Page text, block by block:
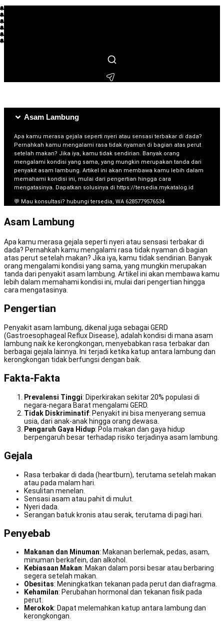
L*** membeli beberapa jam lalu
S***** membeli beberapa menit lalu
F**** membeli beberapa jam lalu
T**** membeli beberapa hari lalu
H*** membeli beberapa menit lalu
B**** membeli beberapa menit lalu
Asam Lambung
Apa kamu merasa gejala seperti nyeri atau sensasi terbakar di dada?
Pernahkah kamu mengalami rasa tidak nyaman di bagian atas perut
setelah makan? Jika iya, kamu tidak sendirian. Banyak orang
mengalami kondisi yang sama, yang mungkin merupakan tanda dari
penyakit asam lambung. Artikel ini akan membawa kamu lebih dalam
memahami kondisi ini, mulai dari pengertian hingga cara
mengatasinya. Dapatkan solusinya di https://tersedia.mykatalog.id
💬 Mau konsultasi? hubungi tersedia, WA 6285779576534
Asam Lambung
Apa kamu merasa gejala seperti nyeri atau sensasi terbakar di
dada? Pernahkah kamu mengalami rasa tidak nyaman di bagian
atas perut setelah makan? Jika iya, kamu tidak sendirian. Banyak
orang mengalami kondisi yang sama, yang mungkin merupakan
tanda dari penyakit asam lambung. Artikel ini akan membawa kamu
lebih dalam memahami kondisi ini, mulai dari pengertian hingga
cara mengatasinya.
Pengertian
Penyakit asam lambung, dikenal juga sebagai GERD
(Gastroesophageal Reflux Disease), adalah kondisi di mana asam
lambung naik ke kerongkongan, menyebabkan rasa terbakar dan
berbagai gejala lainnya. Ini terjadi ketika katup antara lambung dan
kerongkongan tidak berfungsi dengan baik.
Fakta-Fakta
Prevalensi Tinggi: Diperkirakan sekitar 20% populasi di
negara-negara Barat mengalami GERD.
Tidak Diskriminatif: Penyakit ini bisa menyerang semua
usia, dari anak-anak hingga orang dewasa.
Pengaruh Gaya Hidup: Pola makan dan gaya hidup
berpengaruh besar terhadap risiko terjadinya asam lambung.
Gejala
Rasa terbakar di dada (heartburn), terutama setelah makan
atau pada malam hari.
Kesulitan menelan.
Sensasi asam atau pahit di mulut.
Nyeri dada.
Serangan batuk kronis atau serak, terutama di pagi hari.
Penyebab
Makanan dan Minuman: Makanan berlemak, pedas, asam,
minuman berkafein, dan alkohol.
Kebiasaan Makan: Makan dalam porsi besar atau berbaring
segera setelah makan.
Obesitas: Meningkatkan tekanan pada perut dan diafragma.
Kehamilan: Perubahan hormonal dan tekanan fisik pada
perut.
Merokok: Dapat melemahkan katup antara lambung dan
kerongkongan.